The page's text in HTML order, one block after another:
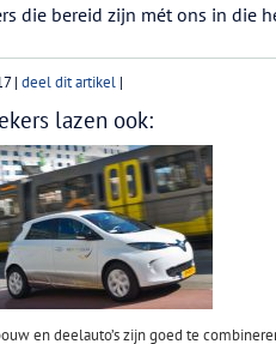
die bereid zijn mét ons in die
| deel dit artikel |
lazen ook:
en deelauto’s zijn goed te